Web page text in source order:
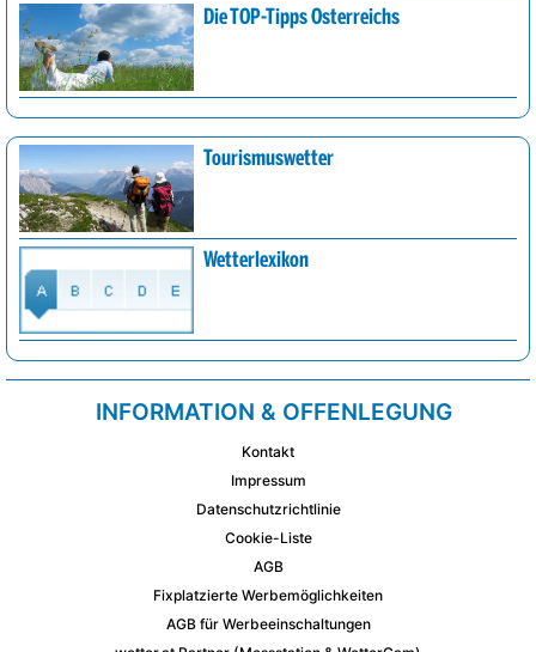
Die TOP-Tipps Österreichs
Tourismuswetter
Wetterlexikon
INFORMATION & OFFENLEGUNG
Kontakt
Impressum
Datenschutzrichtlinie
Cookie-Liste
AGB
Fixplatzierte Werbemöglichkeiten
AGB für Werbeeinschaltungen